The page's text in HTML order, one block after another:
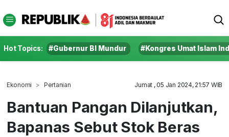
Hot Topics: #Gubernur BI Mundur #Kongres Umat Islam
Ekonomi Pertanian Jumat , 05 Jan 2024, 21:57 WIB
Bantuan Pangan Dilanjutkan,
Bapanas Sebut Stok Beras